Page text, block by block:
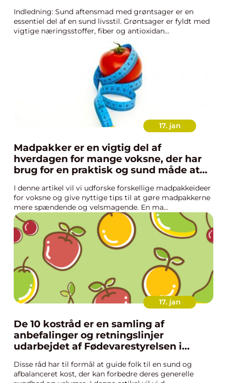
Indledning: Sund aftensmad med grøntsager er en
essentiel del af en sund livsstil. Grøntsager er fyldt med
vigtige næringsstoffer, fiber og antioxidan...
17. jan
Madpakker er en vigtig del af
hverdagen for mange voksne, der har
brug for en praktisk og sund måde at
I denne artikel vil vi udforske forskellige madpakkeideer
for voksne og give nyttige tips til at gøre madpakkerne
mere spændende og velsmagende. En ma...
17. jan
De 10 kostråd er en samling af
anbefalinger og retningslinjer
udarbejdet af Fødevarestyrelsen i
Disse råd har til formål at guide folk til en sund og
afbalanceret kost, der kan forbedre deres generelle